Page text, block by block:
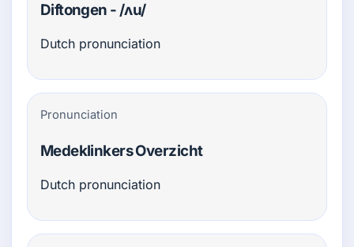
Diftongen - /ʌu/
Dutch pronunciation
Pronunciation
Medeklinkers Overzicht
Dutch pronunciation